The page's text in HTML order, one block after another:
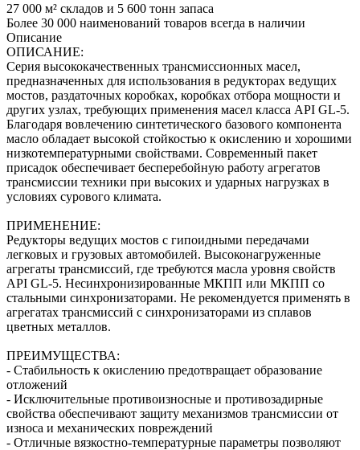
27 000 м² складов и 5 600 тонн запаса
Более 30 000 наименований товаров всегда в наличии
Описание
ОПИСАНИЕ:
Серия высококачественных трансмиссионных масел,
предназначенных для использования в редукторах ведущих
мостов, раздаточных коробках, коробках отбора мощности и
других узлах, требующих применения масел класса API GL-5.
Благодаря вовлечению синтетического базового компонента
масло обладает высокой стойкостью к окислению и хорошими
низкотемпературными свойствами. Современный пакет
присадок обеспечивает бесперебойную работу агрегатов
трансмиссии техники при высоких и ударных нагрузках в
условиях сурового климата.
ПРИМЕНЕНИЕ:
Редукторы ведущих мостов с гипоидными передачами
легковых и грузовых автомобилей. Высоконагруженные
агрегаты трансмиссий, где требуются масла уровня свойств
API GL-5. Несинхронизированные МКПП или МКПП со
стальными синхронизаторами. Не рекомендуется применять в
агрегатах трансмиссий с синхронизаторами из сплавов
цветных металлов.
ПРЕИМУЩЕСТВА:
- Стабильность к окислению предотвращает образование
отложений
- Исключительные противоизносные и противозадирные
свойства обеспечивают защиту механизмов трансмиссии от
износа и механических повреждений
- Отличные вязкостно-температурные параметры позволяют